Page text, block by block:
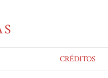
CRÉDITOS